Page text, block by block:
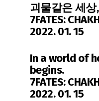
괴물같은 세
7FATES:
2022. 01. 15
In a world of
begins.
7FATES:
2022. 01. 15